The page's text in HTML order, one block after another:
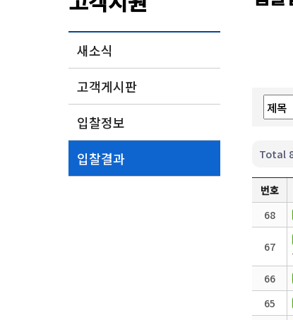
새소식
고객게시판
입찰정보
입찰결과
Total
번호
68
67
66
65